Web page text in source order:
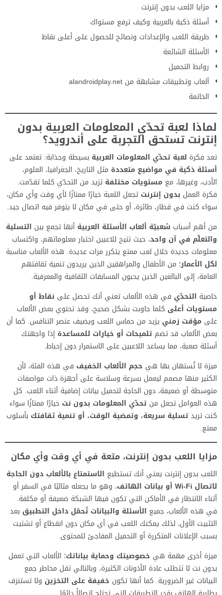
مزايا اللعب بدون إنترنت
أسئلة ذكية بالعربية وكيف ترفع مستواك
طريقة اللعب والإعدادات ونصائح للحصول على أعلى نقاط
الأسئلة الشائعة
روابط التحميل
ألعاب وتطبيقات مشابهة من alandroidplay.net
الخاتمة
لماذا لعبة تحدّي المعلومات العربية بدون
إنترنت تستحق التجربة على أندرويد؟
تعد فكرة لعبة تحدّي المعلومات العربية بسيطة وجذابة: تعتمد على
أسئلة ذكية في مواضيع متعددة مثل التاريخ، الجغرافيا، العلوم،
الأدب، وغيرها، مع مستويات مختلفة تزيد من التحدّي كلما تقدّمت.
فكرة العمل بدون إنترنت تجعل اللعبة خيارًا ممتازًا لأي وقت وأي مكان،
سواء كنت في قطار، طائرة، أو حتى في مكان لا يتوفر فيه اتصال جيد.
من أهم أسباب شعبيّة ألعاب الأسئلة العربية أنها تجمع بين التسلية
والتعلّم في آن واحد، حيث تتيح للاعبين اختبار معلوماتهم، واكتساب
معلومات جديدة خلال لعب ممتع يتكرر مرات عديدة. هذه الألعاب مناسبة
لكل الأعمار؛ من الأطفال والمراهقين الذين يريدون تنمية ثقافتهم
العامة، إلى البالغين الذين يحبون المسابقات الثقافية والمعرفية.
خاصية التحدّي في هذه الألعاب تعني أنك تحصل على نقاط أو
مستويات أعلى كلما جاوبت بشكل صحيح، وقد تحتوي بعض الألعاب
على مؤقت زمني يزيد من حماس اللعب ويضيف عنصر التنافس. كما أن
بعض الألعاب قد تضم تلميحات أو خيارات للمساعدة إذا واجهتك
أسئلة صعبة، مما يساعد اللاعبين على الاستمرار دون إحباط.
ميزة لا تُستهان بها هي حجم الألعاب الخفيف في هذه الفئة، لأن
الكثير منها مصمم ليعمل بسرعة وسلاسة على أجهزة ذات مواصفات
متوسطة أو ضعيفة، دون الحاجة لتحميل بيانات إضافية أثناء اللعب. كل
هذه العوامل تجعل من تحدّي المعلومات بدون نت خيارًا ممتازًا سواء
كنت تريدتسلية سريعة، وتمضية الوقت، أو تنمية ثقافتك بأسلوب
ممتع.
مزايا اللعب بدون إنترنت، متعة في أي وقت وأي مكان
اللعب بدون إنترنت يعني أنك تستطيع الاستمتاع بالألعاب دون الحاجة
لاتصال Wi‑Fi أو بيانات الهاتف
، وهو ما يجعله مثاليًا في السفر أو
أثناء الانتظار في الأماكن التي تكون فيها الشبكة ضعيفة أو مكلفة.
في هذه الألعاب، جميع الأسئلة والبيانات تُحمّل داخل التطبيق بعد
التثبيت الأول، لذلك يمكنك اللعب في أي مكان دون انقطاع أو تشتيت
بسبب الإعلانات المتكررة أو التحميل المفاجئ للمحتوى.
ميزة أخرى مهمة هي خصوصيتك وحماية بياناتك؛ الألعاب التي تعمل
بدون نت لا تتطلب عادة الأذونات الكثيرة، وبالتالي تقل مخاطر جمع
البيانات غير الضرورية. كما أنها تكون خفيفة على التخزين ولا تستنزف